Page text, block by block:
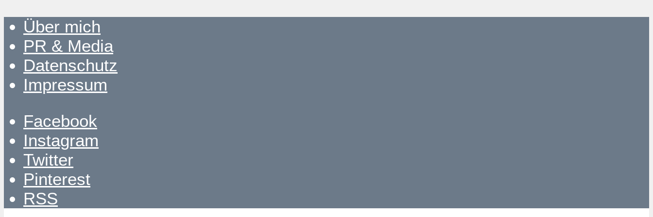
Über mich
PR & Media
Datenschutz
Impressum
Facebook
Instagram
Twitter
Pinterest
RSS